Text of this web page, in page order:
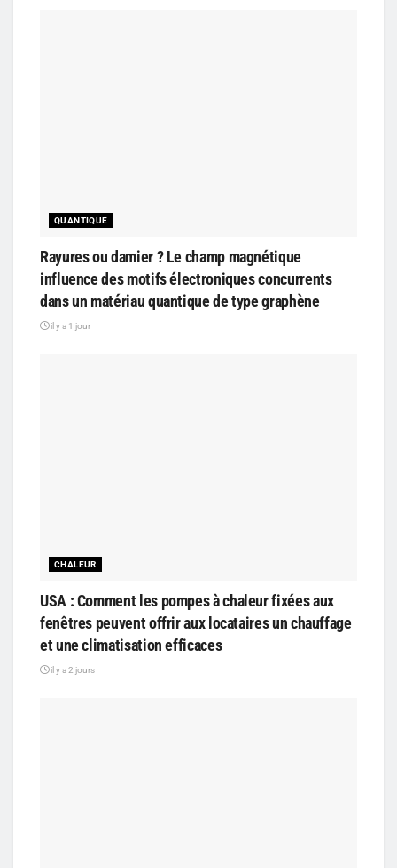
QUANTIQUE
Rayures ou damier ? Le champ magnétique
influence des motifs électroniques concurrents
dans un matériau quantique de type graphène
il y a 1 jour
CHALEUR
USA : Comment les pompes à chaleur fixées aux
fenêtres peuvent offrir aux locataires un chauffage
et une climatisation efficaces
il y a 2 jours